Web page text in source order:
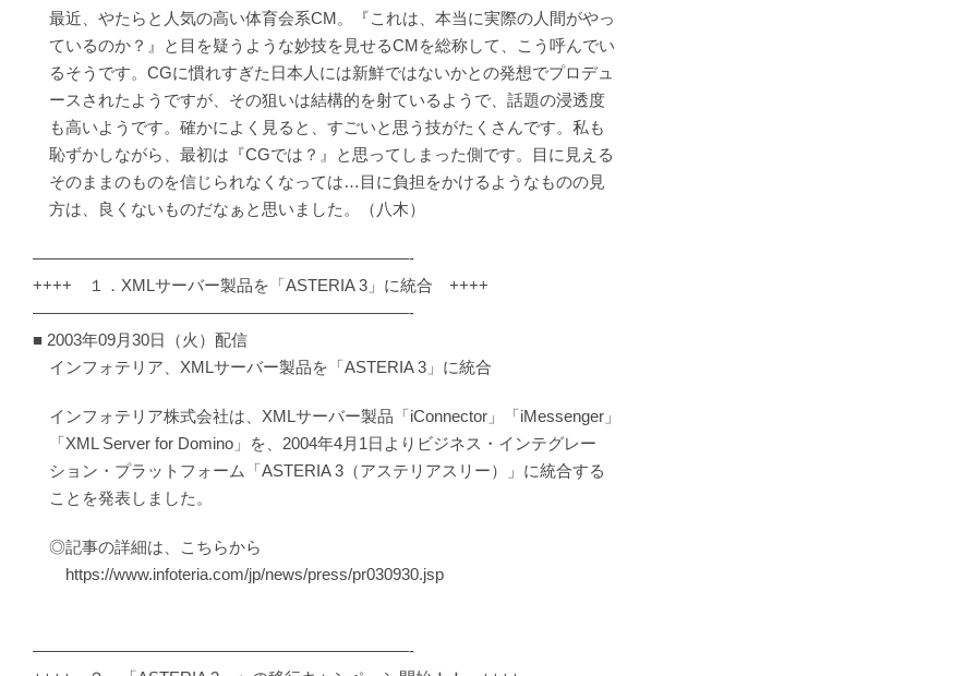
最近、やたらと人気の高い体育会系CM。『これは、本当に実際の人間がやっ
ているのか？』と目を疑うような妙技を見せるCMを総称して、こう呼んでい
るそうです。CGに慣れすぎた日本人には新鮮ではないかとの発想でプロデュ
ースされたようですが、その狙いは結構的を射ているようで、話題の浸透度
も高いようです。確かによく見ると、すごいと思う技がたくさんです。私も
恥ずかしながら、最初は『CGでは？』と思ってしまった側です。目に見える
そのままのものを信じられなくなっては…目に負担をかけるようなものの見
方は、良くないものだなぁと思いました。（八木）
———————————————————————-
++++ １．XMLサーバー製品を「ASTERIA 3」に統合 ++++
———————————————————————-
■ 2003年09月30日（火）配信
インフォテリア、XMLサーバー製品を「ASTERIA 3」に統合
インフォテリア株式会社は、XMLサーバー製品「iConnector」「iMessenger」
「XML Server for Domino」を、2004年4月1日よりビジネス・インテグレー
ション・プラットフォーム「ASTERIA 3（アステリアスリー）」に統合する
ことを発表しました。
◎記事の詳細は、こちらから
https://www.infoteria.com/jp/news/press/pr030930.jsp
———————————————————————-